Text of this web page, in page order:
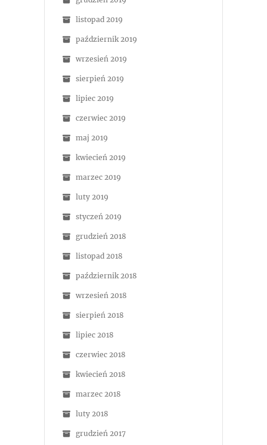
listopad 2019
październik 2019
wrzesień 2019
sierpień 2019
lipiec 2019
czerwiec 2019
maj 2019
kwiecień 2019
marzec 2019
luty 2019
styczeń 2019
grudzień 2018
listopad 2018
październik 2018
wrzesień 2018
sierpień 2018
lipiec 2018
czerwiec 2018
kwiecień 2018
marzec 2018
luty 2018
grudzień 2017